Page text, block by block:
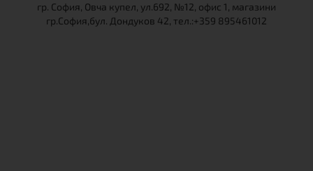
гр. София, Овча купел, ул.692, №12, офис 1, магазини
гр.София,бул. Дондуков 42, тел.:+359 895461012